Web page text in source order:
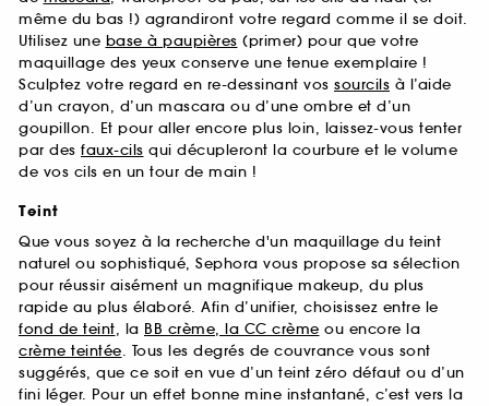
même du bas !) agrandiront votre regard comme il se doit.
Utilisez une base à paupières (primer) pour que votre
maquillage des yeux conserve une tenue exemplaire !
Sculptez votre regard en re-dessinant vos sourcils à l’aide
d’un crayon, d’un mascara ou d’une ombre et d’un
goupillon. Et pour aller encore plus loin, laissez-vous tenter
par des faux-cils qui décupleront la courbure et le volume
de vos cils en un tour de main !
Teint
Que vous soyez à la recherche d'un maquillage du teint
naturel ou sophistiqué, Sephora vous propose sa sélection
pour réussir aisément un magnifique makeup, du plus
rapide au plus élaboré. Afin d’unifier, choisissez entre le
fond de teint, la BB crème, la CC crème ou encore la
crème teintée. Tous les degrés de couvrance vous sont
suggérés, que ce soit en vue d’un teint zéro défaut ou d’un
fini léger. Pour un effet bonne mine instantané, c’est vers la